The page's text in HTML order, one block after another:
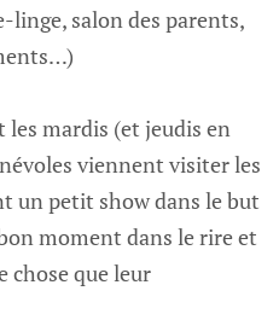
linge, salon des parents,
les mardis (et jeudis en
viennent visiter les
un petit show dans le but
moment dans le rire et
chose que leur